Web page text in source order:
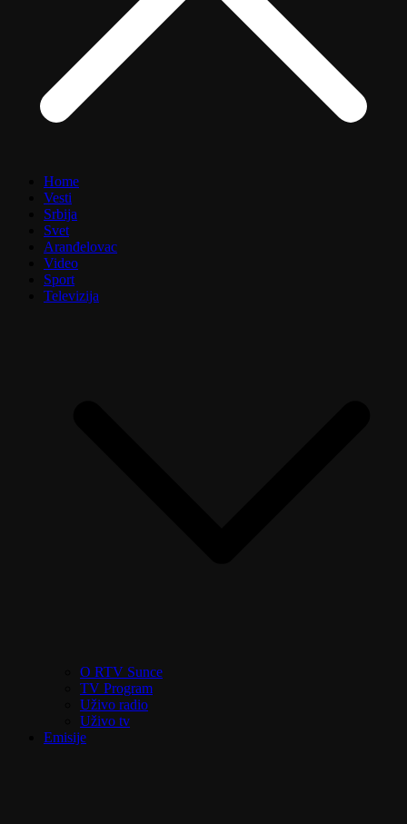
Home
Vesti
Srbija
Svet
Aranđelovac
Video
Sport
Televizija
O RTV Sunce
TV Program
Uživo radio
Uživo tv
Emisije